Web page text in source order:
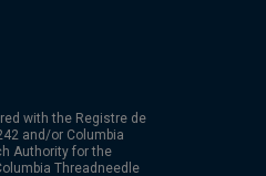
with the Registre de
and/or Columbia
Authority for the
Threadneedle